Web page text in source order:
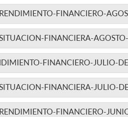
FINANCIERO-
FINANCIERA-
FINANCIERO-JULIO-
FINANCIERA-JULIO-
FINANCIERO-